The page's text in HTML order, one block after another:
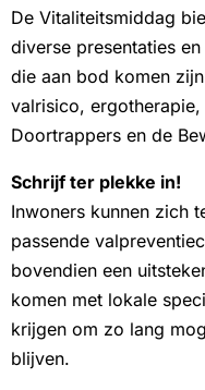
De Vitaliteitsmiddag
diverse presentaties
die aan bod komen
valrisico,
Doortrappers en de
Schrijf ter plekke in!
Inwoners kunnen zich
passende
bovendien een
komen met lokale
krijgen om zo lang
blijven.